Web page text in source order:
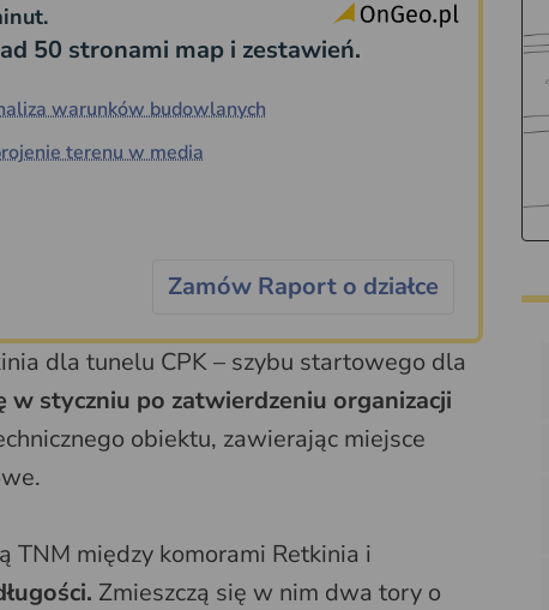
50 stronami map i zestawień.
warunków budowlanych
terenu w media
Zamów Raport o działce
dla tunelu CPK – szybu startowego dla
w styczniu po zatwierdzeniu organizacji
obiektu, zawierając miejsce
TNM między komorami Retkinia i
Zmieszczą się w nim dwa tory o